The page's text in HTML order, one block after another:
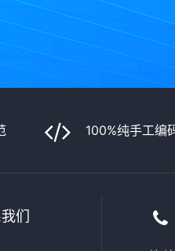
100%纯手工编
们